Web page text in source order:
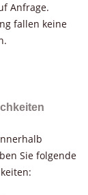
Anfrage.
fallen keine
Sie folgende